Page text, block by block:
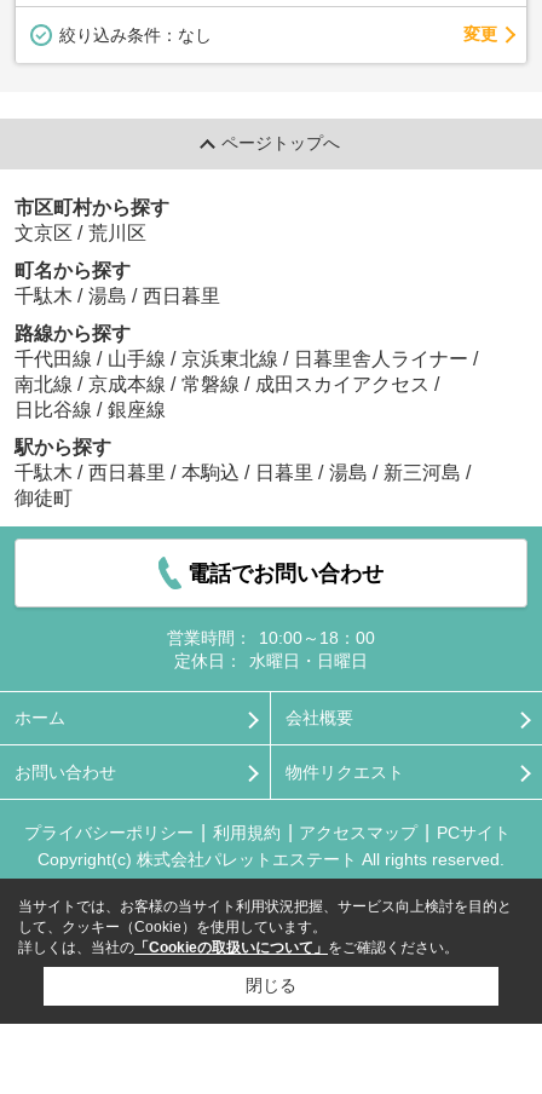
絞り込み条件： なし 変更
ページトップへ
市区町村から探す
文京区 / 荒川区
町名から探す
千駄木 / 湯島 / 西日暮里
路線から探す
千代田線 / 山手線 / 京浜東北線 / 日暮里舎人ライナー /
南北線 / 京成本線 / 常磐線 / 成田スカイアクセス /
日比谷線 / 銀座線
駅から探す
千駄木 / 西日暮里 / 本駒込 / 日暮里 / 湯島 / 新三河島 /
御徒町
電話でお問い合わせ
営業時間：
10:00～18：00
定休日：
水曜日・日曜日
ホーム 会社概要
お問い合わせ 物件リクエスト
プライバシーポリシー 利用規約 アクセスマップ
PCサイト
Copyright(c) 株式会社パレットエステート All rights reserved.
当サイトでは、お客様の当サイト利用状況把握、サービス向上検討を目的と
して、クッキー（Cookie）を使用しています。
詳しくは、当社の 「Cookieの取扱いについて」 をご確認ください。
閉じる